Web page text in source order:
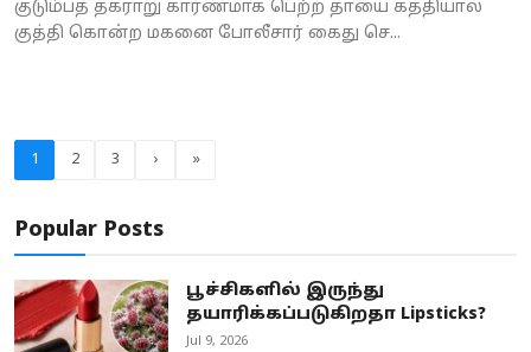
குடும்பத் தகராறு காரணமாக பெற்ற தாயை கத்தியால்
குத்தி கொன்ற மகனை போலீசார் கைது செ...
1 2 3 › »
Popular Posts
பூச்சிகளில் இருந்து
தயாரிக்கப்படுகிறதா Lipsticks?
Jul 9, 2026